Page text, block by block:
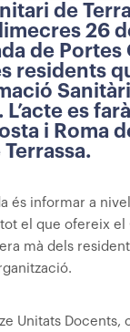
de
26
de
residents
es
i Roma
és informar a
el que ofereix el
mà dels
Unitats Docents,